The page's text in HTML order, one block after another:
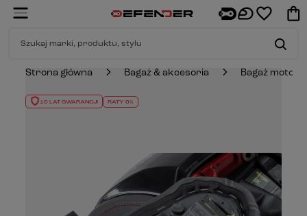
Strona główna Bagaż & akcesoria Bagaż
10 LAT GWARANCJI RATY 0%